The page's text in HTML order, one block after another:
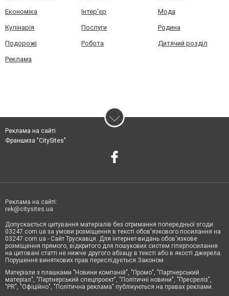
Економіка Інтер'єр Мода
Кулінарія Послуги Родина
Подорожі Робота Дитячий розділ
Реклама
Реклама на сайті
Франшиза "CitySites"
Реклама на сайті:
rek@citysites.ua
Допускається цитування матеріалів без отримання попередньої згоди
03247.com.ua за умови розміщення в тексті обов'язкового посилання на
03247.com.ua - Сайт Трускавця. Для інтернет-видань обов'язкове
розміщення прямого, відкритого для пошукових систем гіперпосилання
на цитовані статті не нижче другого абзацу в тексті або в якості джерела.
Порушення виняткових прав переслідується Законом.
Матеріали з плашками "Новини компаній", "Промо", "Партнерський
матеріал", "Партнерський спецпроєкт", "Політичні новини", "Пресреліз",
"PR", "Офіційно", "Політична реклама" публікуються на правах реклами.